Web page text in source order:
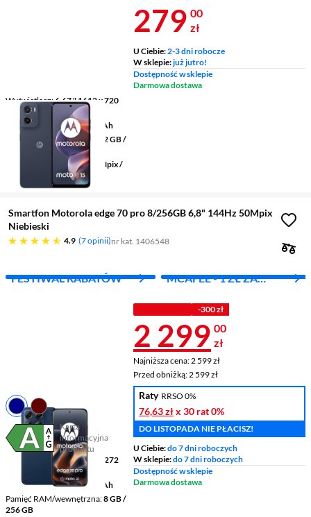
Wyświetlacz 6,67 " 1612 x 720
pikseli
Pojemność baterii 5200 mAh
Pamięć RAM/wewnętrzna
2 GB /
Aparaty tylny/przedni 32 Mpix /
Cena 279 zł
279 00
zł
U Ciebie:2-3 dni robocze
W sklepie:już jutro!
Dostępność w sklepie
Darmowa dostawa
Smartfon Motorola edge 70 pro 8/256GB 6,8" 144Hz 50Mpix
Niebieski
4.9
4.9 gwiazdek 7 opinii nr kat. 1406548
FESTIWAL RABATÓW
MCAFEE - 1 ZŁ ZA
Karta
informacyjna
produktu
Plik w formacie pdf
(otworzy się w nowym oknie)
6,8 " 2772 x 1272
pikseli AMOLED
Pojemność baterii 6500 mAh
Pamięć RAM/wewnętrzna 8 GB /
256 GB
-300 zł
Cena 2 299
2 299 00
zł
Najniższa cena: 2 599 zł
Najniższa cena: 2 599 zł
Przed obniżką: 2 599 zł
Przed obniżką: 2 599 zł
Raty RRSO 0%
76,63 złx 30 rat0%
DO LISTOPADA NIE PŁACISZ!
U Ciebie:do 7 dni roboczych
W sklepie:do 7 dni roboczych
Dostępność w sklepie
Darmowa dostawa